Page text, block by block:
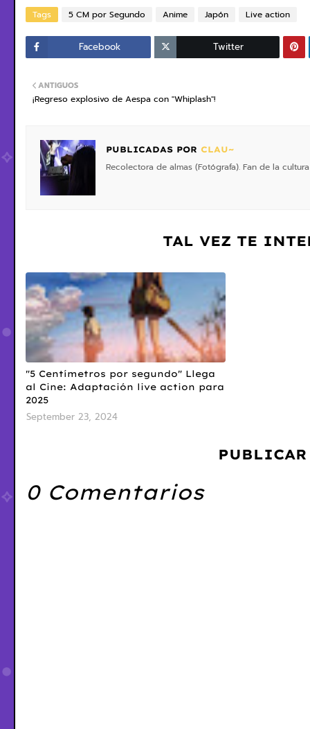
Tags 5 CM por Segundo Anime Japón Live action
Facebook Twitter
ANTIGUOS
¡Regreso explosivo de Aespa con "Whiplash"!
PUBLICADAS POR CLAU~
Recolectora de almas (Fotógrafa). Fan de la
TAL VEZ TE
"5 Centímetros por segundo" Llega
al Cine: Adaptación live action para
2025
September 23, 2024
0 Comentarios